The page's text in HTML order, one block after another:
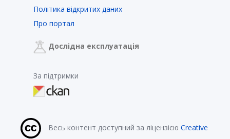
Політика відкритих даних
Про портал
Дослідна експлуатація
За підтримки
Весь контент доступний за ліцензією Creative